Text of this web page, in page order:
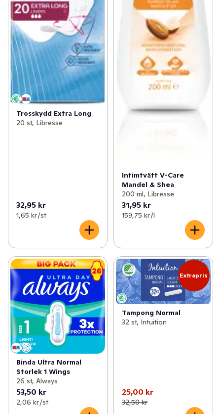
Trosskydd Extra Long
20 st, Libresse
32,95 kr
1,65 kr /st
Intimtvätt V-Care
Mandel & Shea
200 ml, Libresse
31,95 kr
159,75 kr /l
Binda Ultra Normal
Storlek 1 Wings
26 st, Always
53,50 kr
2,06 kr /st
Extrapris
Tampong Normal
32 st, Intuition
25,00 kr
32,50 kr